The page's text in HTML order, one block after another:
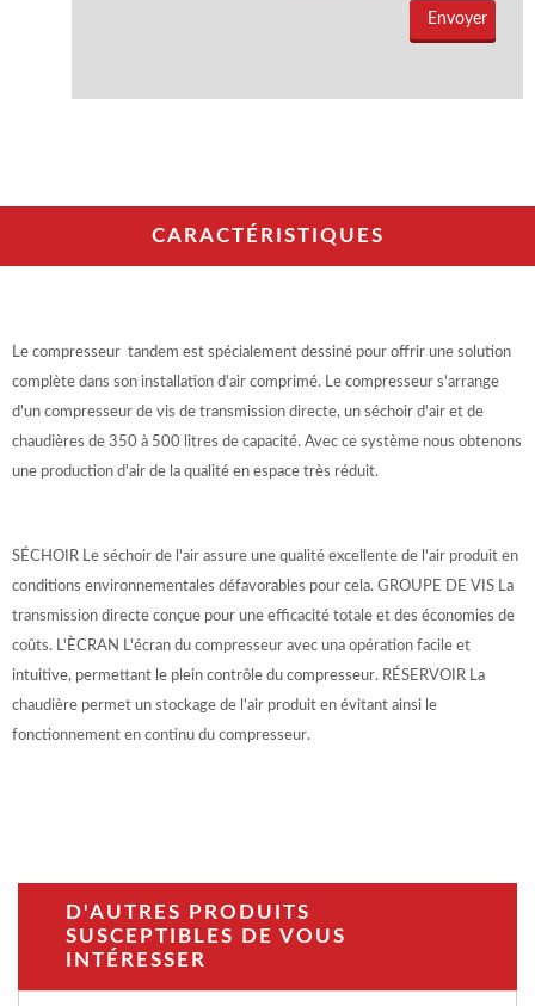
CARACTÉRISTIQUES
Le compresseur tandem est spécialement dessiné pour offrir une solution
complète dans son installation d'air comprimé. Le compresseur s'arrange
d'un compresseur de vis de transmission directe, un séchoir d'air et de
chaudières de 350 à 500 litres de capacité. Avec ce système nous obtenons
une production d'air de la qualité en espace très réduit.
SÉCHOIR Le séchoir de l'air assure une qualité excellente de l'air produit en
conditions environnementales défavorables pour cela. GROUPE DE VIS La
transmission directe conçue pour une efficacité totale et des économies de
coûts. L'ÈCRAN L'écran du compresseur avec una opération facile et
intuitive, permettant le plein contrôle du compresseur. RÉSERVOIR La
chaudière permet un stockage de l'air produit en évitant ainsi le
fonctionnement en continu du compresseur.
D'AUTRES PRODUITS
SUSCEPTIBLES DE VOUS
INTÉRESSER